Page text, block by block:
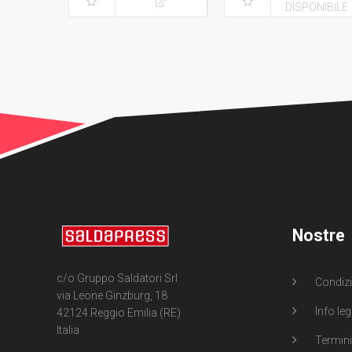
DISPONIBILE
c/o Gruppo Saldatori Srl
via Leone Ginzburg, 18
42124 Reggio Emilia (RE)
Italia
Nostre
Info